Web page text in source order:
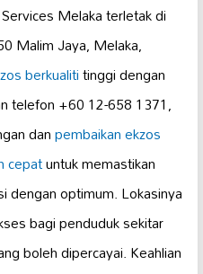
Melaka terletak di
Malim Jaya, Melaka,
berkualititinggi dengan
telefon +60 12-658 1371,
danpembaikan ekzos
cepatuntuk memastikan
dengan optimum. Lokasinya
bagi penduduk sekitar
boleh dipercayai. Keahlian